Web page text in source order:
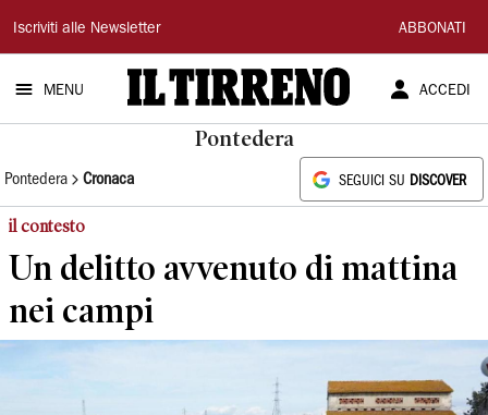
Il
Tirreno
Iscriviti alle Newsletter ABBONATI
MENU ACCEDI
Pontedera
Pontedera Cronaca SEGUICI SU DISCOVER
il contesto
Un delitto avvenuto di mattina
nei campi